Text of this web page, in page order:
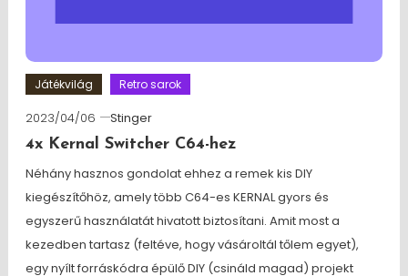
Játékvilág Retro sarok
2023/04/06
Stinger
4x Kernal Switcher C64-hez
Néhány hasznos gondolat ehhez a remek kis DIY
kiegészítőhöz, amely több C64-es KERNAL gyors és
egyszerű használatát hivatott biztosítani. Amit most a
kezedben tartasz (feltéve, hogy vásároltál tőlem egyet),
egy nyílt forráskódra épülő DIY (csináld magad) projekt